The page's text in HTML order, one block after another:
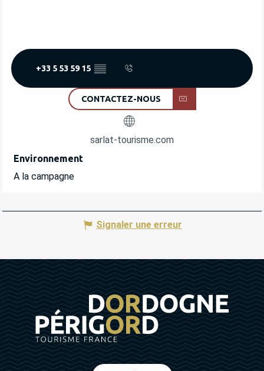
+33 5 53 59 15 ▒▒
CONTACTEZ-NOUS
sarlat-tourisme.com
Environnement
Environnement
A la campagne
Signaler une erreur